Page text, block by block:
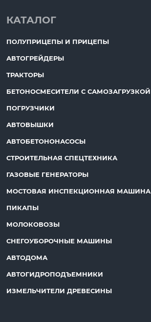
КАТАЛОГ
ПОЛУПРИЦЕПЫ И ПРИЦЕПЫ
АВТОГРЕЙДЕРЫ
ТРАКТОРЫ
БЕТОНОСМЕСИТЕЛИ С САМОЗАГРУЗКОЙ
ПОГРУЗЧИКИ
АВТОВЫШКИ
АВТОБЕТОНОНАСОСЫ
СТРОИТЕЛЬНАЯ СПЕЦТЕХНИКА
ГАЗОВЫЕ ГЕНЕРАТОРЫ
МОСТОВАЯ ИНСПЕКЦИОННАЯ МАШИНА
ПИКАПЫ
МОЛОКОВОЗЫ
СНЕГОУБОРОЧНЫЕ МАШИНЫ
АВТОДОМА
АВТОГИДРОПОДЪЕМНИКИ
ИЗМЕЛЬЧИТЕЛИ ДРЕВЕСИНЫ